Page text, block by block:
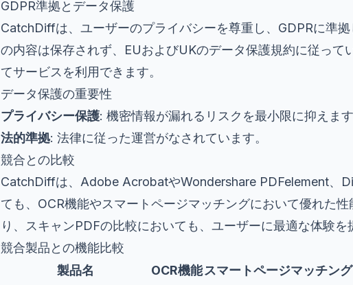
GDPR準拠とデータ保護
CatchDiffは、ユーザーのプライバシーを尊重し、GDPRに準
の内容は保存されず、EUおよびUKのデータ保護規約に従って
てサービスを利用できます。
データ保護の重要性
プライバシー保護: 機密情報が漏れるリスクを最小限に抑えます
法的準拠: 法律に従った運営がなされています。
競合との比較
CatchDiffは、Adobe AcrobatやWondershare PDFelement、
ても、OCR機能やスマートページマッチングにおいて優れた
り、スキャンPDFの比較においても、ユーザーに最適な体験を
競合製品との機能比較
製品名
OCR機能スマートページマッチング